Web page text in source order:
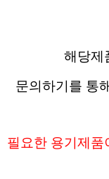
해당제
문의하기를 통
필요한 용기제품